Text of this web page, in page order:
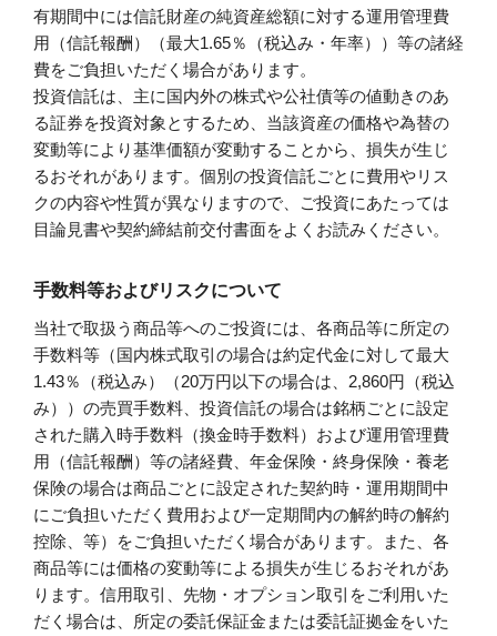
有期間中には信託財産の純資産総額に対する運用管理費
用（信託報酬）（最大1.65％（税込み・年率））等の諸経
費をご負担いただく場合があります。
投資信託は、主に国内外の株式や公社債等の値動きのあ
る証券を投資対象とするため、当該資産の価格や為替の
変動等により基準価額が変動することから、損失が生じ
るおそれがあります。個別の投資信託ごとに費用やリス
クの内容や性質が異なりますので、ご投資にあたっては
目論見書や契約締結前交付書面をよくお読みください。
手数料等およびリスクについて
当社で取扱う商品等へのご投資には、各商品等に所定の
手数料等（国内株式取引の場合は約定代金に対して最大
1.43％（税込み）（20万円以下の場合は、2,860円（税込
み））の売買手数料、投資信託の場合は銘柄ごとに設定
された購入時手数料（換金時手数料）および運用管理費
用（信託報酬）等の諸経費、年金保険・終身保険・養老
保険の場合は商品ごとに設定された契約時・運用期間中
にご負担いただく費用および一定期間内の解約時の解約
控除、等）をご負担いただく場合があります。また、各
商品等には価格の変動等による損失が生じるおそれがあ
ります。信用取引、先物・オプション取引をご利用いた
だく場合は、所定の委託保証金または委託証拠金をいた